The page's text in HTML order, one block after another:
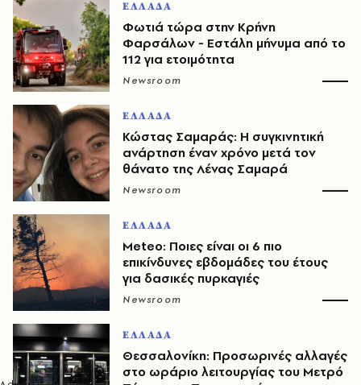
ΕΛΛΑΔΑ
Φωτιά τώρα στην Κρήνη
Φαρσάλων - Εστάλη μήνυμα από το
112 για ετοιμότητα
Newsroom
ΕΛΛΑΔΑ
Κώστας Σαμαράς: Η συγκινητική
ανάρτηση έναν χρόνο μετά τον
θάνατο της Λένας Σαμαρά
Newsroom
ΕΛΛΑΔΑ
Meteo: Ποιες είναι οι 6 πιο
επικίνδυνες εβδομάδες του έτους
για δασικές πυρκαγιές
Newsroom
ΕΛΛΑΔΑ
Θεσσαλονίκη: Προσωρινές αλλαγές
στο ωράριο λειτουργίας του Μετρό